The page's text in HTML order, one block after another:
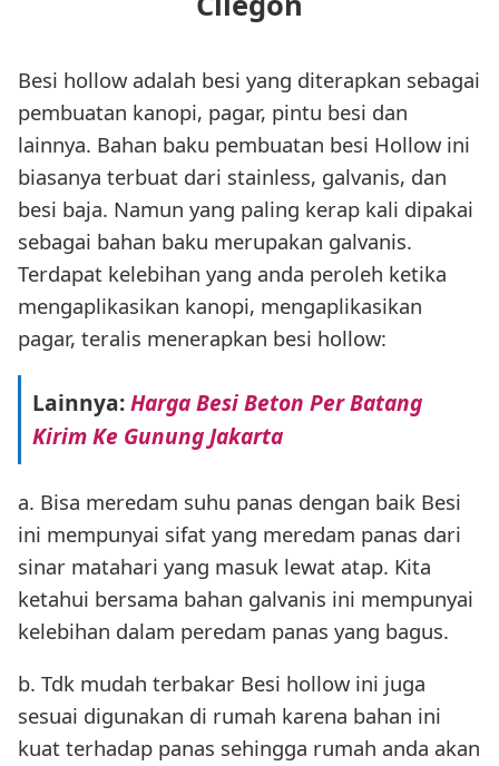
Besi hollow adalah besi yang diterapkan sebagai
pembuatan kanopi, pagar, pintu besi dan
lainnya. Bahan baku pembuatan besi Hollow ini
biasanya terbuat dari stainless, galvanis, dan
besi baja. Namun yang paling kerap kali dipakai
sebagai bahan baku merupakan galvanis.
Terdapat kelebihan yang anda peroleh ketika
mengaplikasikan kanopi, mengaplikasikan
pagar, teralis menerapkan besi hollow:
Lainnya:Harga Besi Beton Per Batang
Kirim Ke Gunung Jakarta
a. Bisa meredam suhu panas dengan baik Besi
ini mempunyai sifat yang meredam panas dari
sinar matahari yang masuk lewat atap. Kita
ketahui bersama bahan galvanis ini mempunyai
kelebihan dalam peredam panas yang bagus.
b. Tdk mudah terbakar Besi hollow ini juga
sesuai digunakan di rumah karena bahan ini
kuat terhadap panas sehingga rumah anda akan